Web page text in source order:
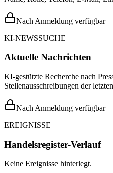
Nach Anmeldung verfügbar
KI-NEWSSUCHE
Aktuelle Nachrichten
KI-gestützte Recherche nach
Stellenausschreibungen der
Nach Anmeldung verfügbar
EREIGNISSE
Handelsregister-Verlauf
Keine Ereignisse hinterlegt.